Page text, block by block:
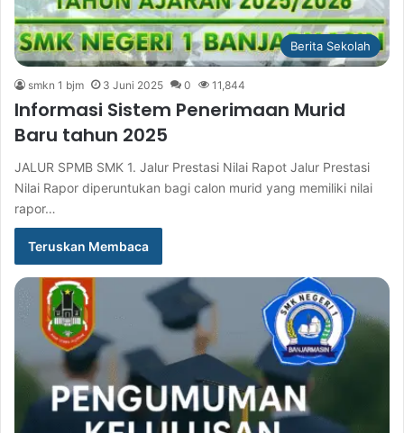
Berita Sekolah
smkn 1 bjm 3 Juni 2025 0 11,844
Informasi Sistem Penerimaan Murid
Baru tahun 2025
JALUR SPMB SMK 1. Jalur Prestasi Nilai Rapot Jalur Prestasi
Nilai Rapor diperuntukan bagi calon murid yang memiliki nilai
rapor…
Teruskan Membaca